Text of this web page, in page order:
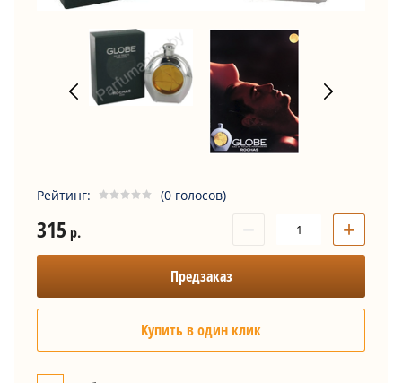
Рейтинг: (0 голосов)
315 р. +
Предзаказ
Купить в один клик